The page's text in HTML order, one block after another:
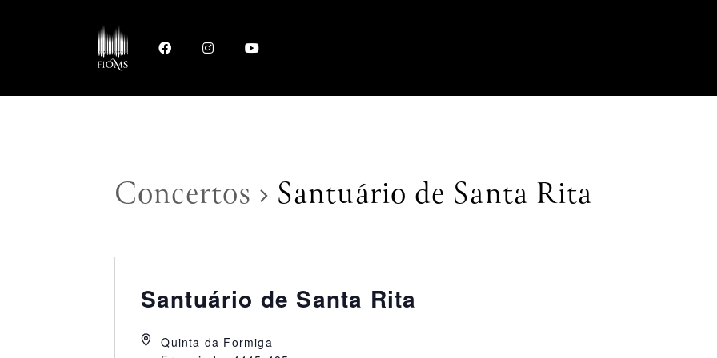
Concertos Santuário de Santa Rita
Santuário de Santa Rita
Quinta da Formiga